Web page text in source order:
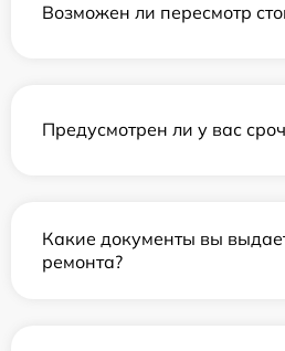
Возможен ли пересмотр
Предусмотрен ли у вас
Какие документы вы
ремонта?